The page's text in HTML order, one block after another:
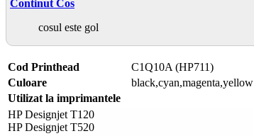
Continut Cos
cosul este gol
Cod Printhead
C1Q10A (HP711)
Culoare
black,cyan,magenta,yellow
Utilizat la imprimantele
HP Designjet T120
HP Designjet T520